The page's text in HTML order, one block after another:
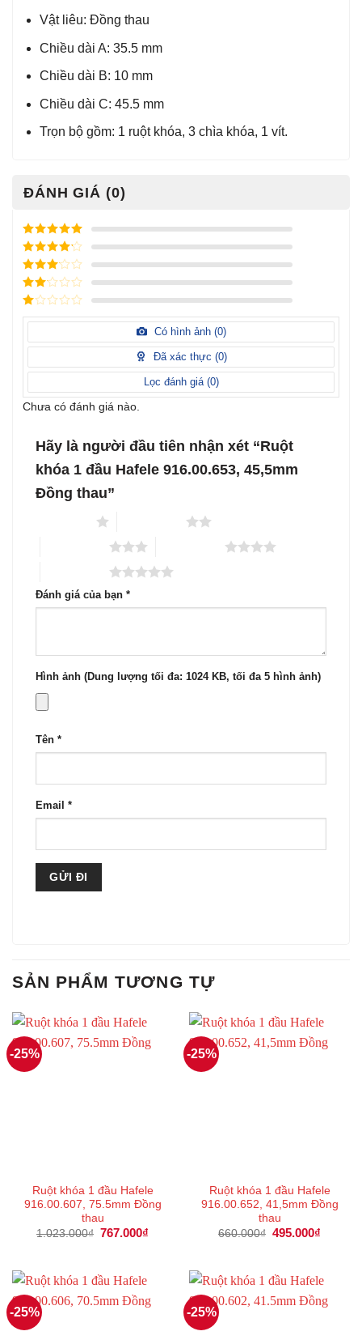
Vật liêu: Đồng thau
Chiều dài A: 35.5 mm
Chiều dài B: 10 mm
Chiều dài C: 45.5 mm
Trọn bộ gồm: 1 ruột khóa, 3 chìa khóa, 1 vít.
ĐÁNH GIÁ (0)
Được xếp
hạng
5
5
sao
Được xếp
hạng
4
5
sao
Được
xếp
hạng3
5 sao
Được
hạng
sao
Được
hạng
1
sao
Có hình ảnh (0)
Đã xác thực (0)
Lọc đánh giá (0)
Chưa có đánh giá nào.
Hãy là người đầu tiên nhận xét “Ruột
khóa 1 đầu Hafele 916.00.653, 45,5mm
Đồng thau”
Đánh giá của bạn *
Hình ảnh (Dung lượng tối đa: 1024 KB, tối đa 5 hình ảnh)
Tên *
Email *
SẢN PHẨM TƯƠNG TỰ
-25%
Ruột khóa 1 đầu Hafele
916.00.607, 75.5mm Đồng
thau
1.023.000₫ Giá
767.000₫
767.000₫.
-25%
Ruột khóa 1 đầu Hafele
916.00.652, 41,5mm Đồng
thau
660.000₫ Giá
495.000₫
-25% -25%